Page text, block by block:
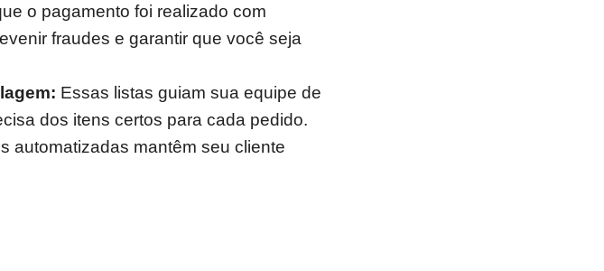
o pagamento foi realizado com
fraudes e garantir que você seja
Essas listas guiam sua equipe de
dos itens certos para cada pedido.
automatizadas mantêm seu cliente